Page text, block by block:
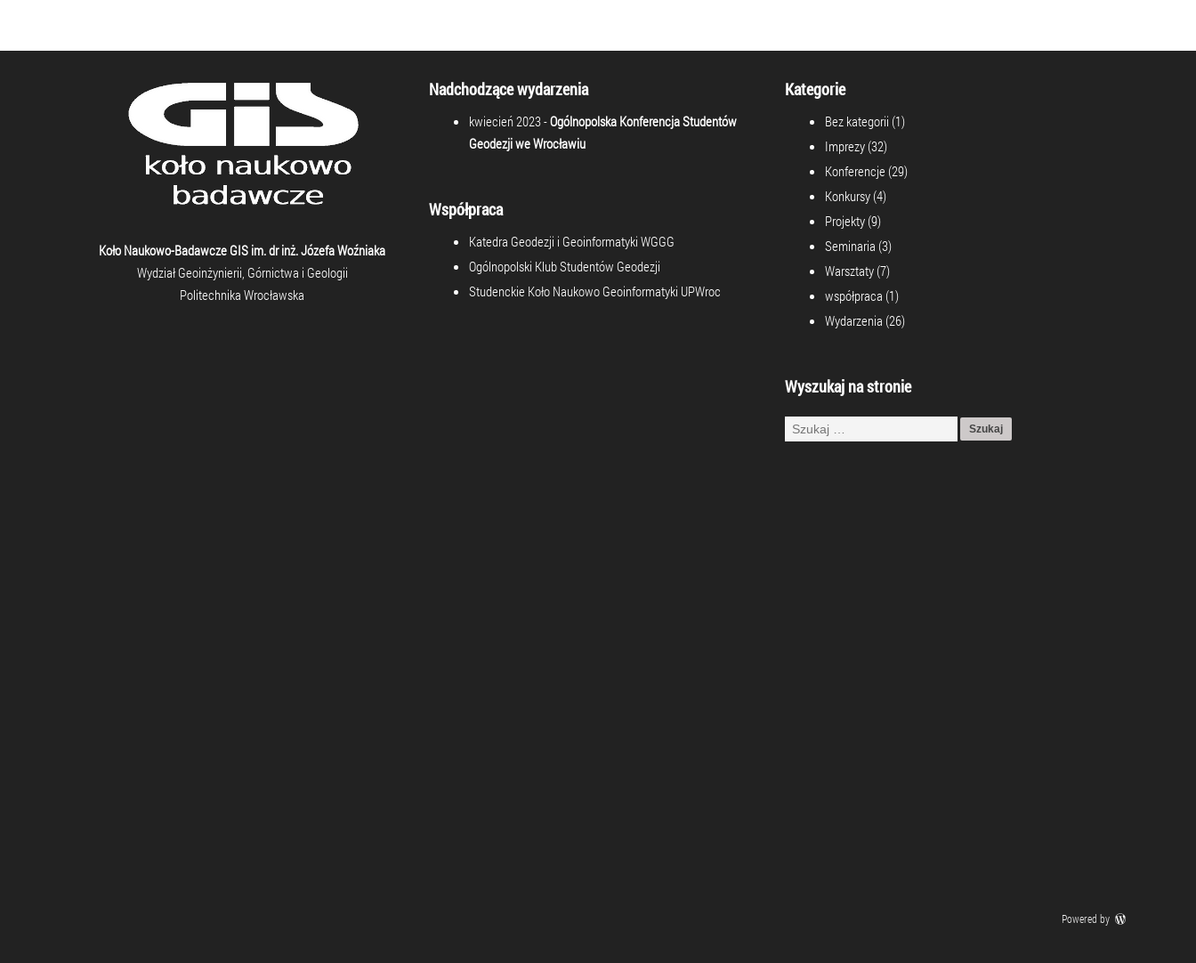
Koło Naukowo-Badawcze GIS im. dr inż. Józefa Woźniaka
Wydział Geoinżynierii, Górnictwa i Geologii
Politechnika Wrocławska
Nadchodzące wydarzenia
kwiecień 2023 -Ogólnopolska Konferencja Studentów
Geodezji we Wrocławiu
Współpraca
Katedra Geodezji i Geoinformatyki WGGG
Ogólnopolski Klub Studentów Geodezji
Studenckie Koło Naukowo Geoinformatyki UPWroc
Kategorie
Bez kategorii (1)
Imprezy (32)
Konferencje (29)
Konkursy (4)
Projekty (9)
Seminaria (3)
Warsztaty (7)
współpraca (1)
Wydarzenia (26)
Wyszukaj na stronie
Powered by